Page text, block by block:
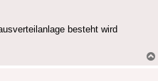
besteht wird